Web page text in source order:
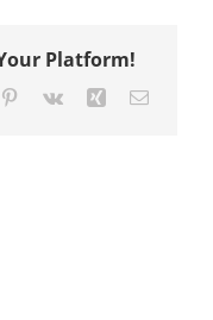
Platform!
Pinterest
Vk Xing E-